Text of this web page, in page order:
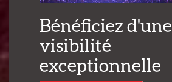
Bénéficiez d'une
visibilité
exceptionnelle